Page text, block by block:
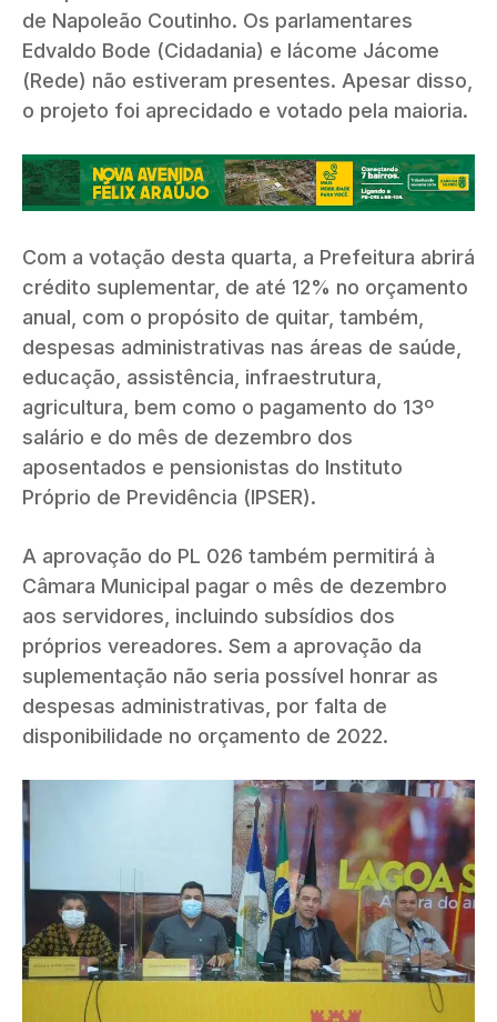
de Napoleão Coutinho. Os parlamentares
Edvaldo Bode (Cidadania) e Iácome Jácome
(Rede) não estiveram presentes. Apesar disso,
o projeto foi aprecidado e votado pela maioria.
Com a votação desta quarta, a Prefeitura abrirá
crédito suplementar, de até 12% no orçamento
anual, com o propósito de quitar, também,
despesas administrativas nas áreas de saúde,
educação, assistência, infraestrutura,
agricultura, bem como o pagamento do 13º
salário e do mês de dezembro dos
aposentados e pensionistas do Instituto
Próprio de Previdência (IPSER).
A aprovação do PL 026 também permitirá à
Câmara Municipal pagar o mês de dezembro
aos servidores, incluindo subsídios dos
próprios vereadores. Sem a aprovação da
suplementação não seria possível honrar as
despesas administrativas, por falta de
disponibilidade no orçamento de 2022.